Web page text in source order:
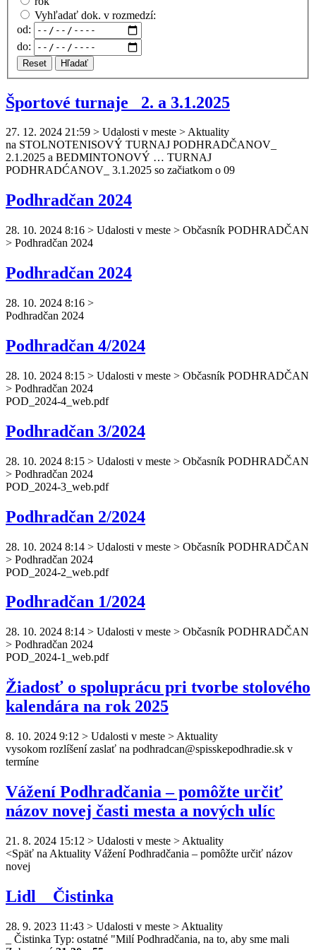
Vyhľadať dok. v rozmedzí:
od:
do:
Reset Hľadať
Športové turnaje_ 2. a 3.1.2025
27. 12. 2024 21:59 > Udalosti v meste > Aktuality
na STOLNOTENISOVÝ TURNAJ PODHRADČANOV_
2.1.2025 a BEDMINTONOVÝ … TURNAJ
PODHRADĆANOV_ 3.1.2025 so začiatkom o 09
Podhradčan 2024
28. 10. 2024 8:16 > Udalosti v meste > Občasník PODHRADČAN
> Podhradčan 2024
Podhradčan 2024
28. 10. 2024 8:16 >
Podhradčan 2024
Podhradčan 4/2024
28. 10. 2024 8:15 > Udalosti v meste > Občasník PODHRADČAN
> Podhradčan 2024
POD_2024-4_web.pdf
Podhradčan 3/2024
28. 10. 2024 8:15 > Udalosti v meste > Občasník PODHRADČAN
> Podhradčan 2024
POD_2024-3_web.pdf
Podhradčan 2/2024
28. 10. 2024 8:14 > Udalosti v meste > Občasník PODHRADČAN
> Podhradčan 2024
POD_2024-2_web.pdf
Podhradčan 1/2024
28. 10. 2024 8:14 > Udalosti v meste > Občasník PODHRADČAN
> Podhradčan 2024
POD_2024-1_web.pdf
Žiadosť o spoluprácu pri tvorbe stolového
kalendára na rok 2025
8. 10. 2024 9:12 > Udalosti v meste > Aktuality
vysokom rozlíšení zaslať na podhradcan@spisskepodhradie.sk v
termíne
Vážení Podhradčania – pomôžte určiť
názov novej časti mesta a nových ulíc
21. 8. 2024 15:12 > Udalosti v meste > Aktuality
<Späť na Aktuality VáženíPodhradčania – pomôžte určiť názov
novej
Lidl _ Čistinka
28. 9. 2023 11:43 > Udalosti v meste > Aktuality
_ Čistinka Typ: ostatné "MilíPodhradčania, na to, aby sme mali